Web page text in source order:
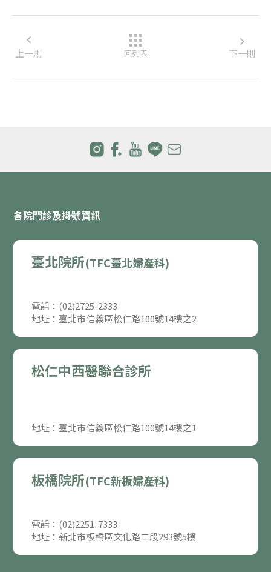
上一則 回列表 下一則
各院門診及掛號資訊
臺北院所(TFC臺北婦產科)
電話：(02)2725-2333
地址：臺北市信義區松仁路100號14樓之2
松仁中西醫聯合診所
地址：臺北市信義區松仁路100號14樓之1
板橋院所(TFC新板婦產科)
電話：(02)2251-7333
地址：新北市板橋區文化路二段293號5樓